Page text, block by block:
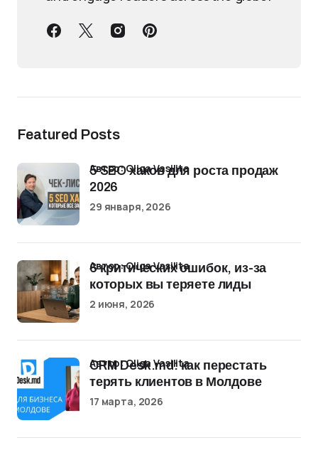
Featured Posts
5 SEO хаков для роста продаж
2026
Автор: Oliga Vasilita
29 января, 2026
6 критических ошибок, из-за
которых вы теряете лиды
Автор: Oliga Vasilita
2 июня, 2026
CRM Desk.md: как перестать
терять клиентов в Молдове
Автор: Oliga Vasilita
17 марта, 2026